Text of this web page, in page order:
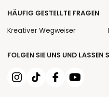
FOLGEN SIE UNS UND LASSEN
HÄUFIG GESTELLTE FRAGEN
Kreativer Wegweiser